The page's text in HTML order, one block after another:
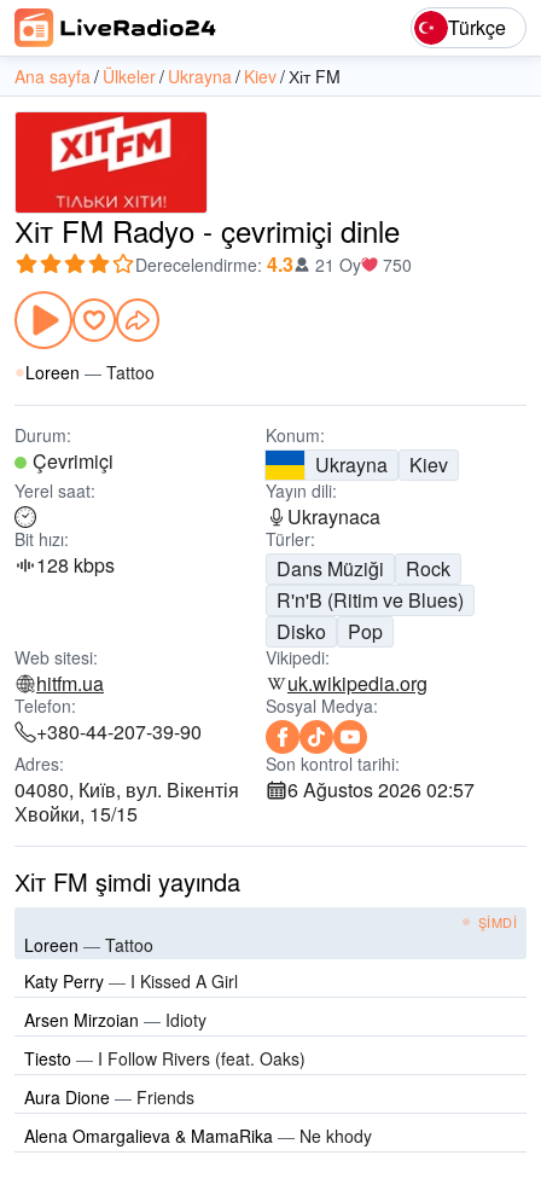
Türkçe
Ana sayfa Ülkeler Ukrayna Kiev Хіт FM
Хіт FM Radyo - çevrimiçi dinle
Derecelendirme: 4.3 21 Oy 750
Loreen — Tattoo
Durum:
Çevrimiçi
Konum:
Ukrayna Kiev
Yerel saat: Yayın dili:
Ukraynaca
Bit hızı:
128 kbps
Türler:
Dans Müziği
Rock
R'n'B (Ritim ve Blues)
Disko
Pop
Web sitesi:
hitfm.ua
Vikipedi:
uk.wikipedia.org
Telefon:
+380-44-207-39-90
Sosyal Medya:
Adres:
04080, Київ, вул. Вікентія
Хвойки, 15/15
Son kontrol tarihi:
6 Ağustos 2026 02:57
Хіт FM şimdi yayında
ŞIMDI
Loreen — Tattoo
Katy Perry — I Kissed A Girl
Arsen Mirzoian — Idioty
Tiesto — I Follow Rivers (feat. Oaks)
Aura Dione — Friends
Alena Omargalieva & MamaRika — Ne khody